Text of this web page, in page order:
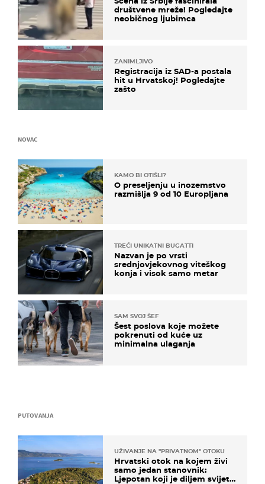
društvene mreže! Pogledajte
neobičnog ljubimca
ZANIMLJIVO
Registracija iz SAD-a postala
hit u Hrvatskoj! Pogledajte
zašto
PUTOVANJA
UŽIVANJE NA "PRIVATNOM" OTOKU
Hrvatski otok na kojem živi
samo jedan stanovnik:
Ljepotan koji je diljem svijeta
NOVAC
KAMO BI OTIŠLI?
O preseljenju u inozemstvo
razmišlja 9 od 10 Europljana
TREĆI UNIKATNI BUGATTI
Nazvan je po vrsti
srednjovjekovnog viteškog
konja i visok samo metar
SAM SVOJ ŠEF
Šest poslova koje možete
pokrenuti od kuće uz
minimalna ulaganja